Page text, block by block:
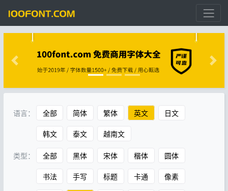
语言： 全部 简体 繁体 英文 日文
韩文 泰文 越南文
类型： 全部 黑体 宋体 楷体 圆体
书法 手写 标题 卡通 像素